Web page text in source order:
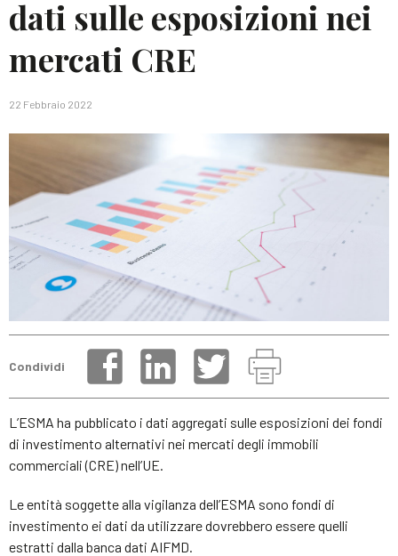
dati sulle esposizioni nei
mercati CRE
22 Febbraio 2022
Condividi
L’ESMA ha pubblicato i dati aggregati sulle esposizioni dei fondi
di investimento alternativi nei mercati degli immobili
commerciali (CRE) nell’UE.
Le entità soggette alla vigilanza dell’ESMA sono fondi di
investimento ei dati da utilizzare dovrebbero essere quelli
estratti dalla banca dati AIFMD.